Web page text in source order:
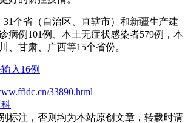
31个省（自治区、直辖市）和新疆生产建
病例101例、本土无症状感染者579例，本
、甘肃、广西等15个省份。
入16例
33890.html
标注，否则均为本站原创文章，转载时请